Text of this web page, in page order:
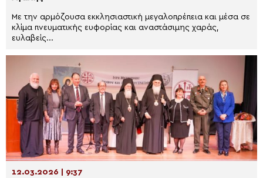
Με την αρμόζουσα εκκλησιαστική μεγαλοπρέπεια και μέσα σε
κλίμα πνευματικής ευφορίας και αναστάσιμης χαράς,
ευλαβείς...
12.03.2026 | 9:37